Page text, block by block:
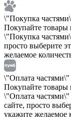
\"Покупка
Покупайте товары
\"Покупка
просто выберите
желаемое
\"Оплата
Покупайте товары
\"Оплата
сайте, просто
укажите желаемое